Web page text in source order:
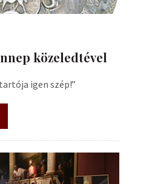
közeledtével
igen szép!”